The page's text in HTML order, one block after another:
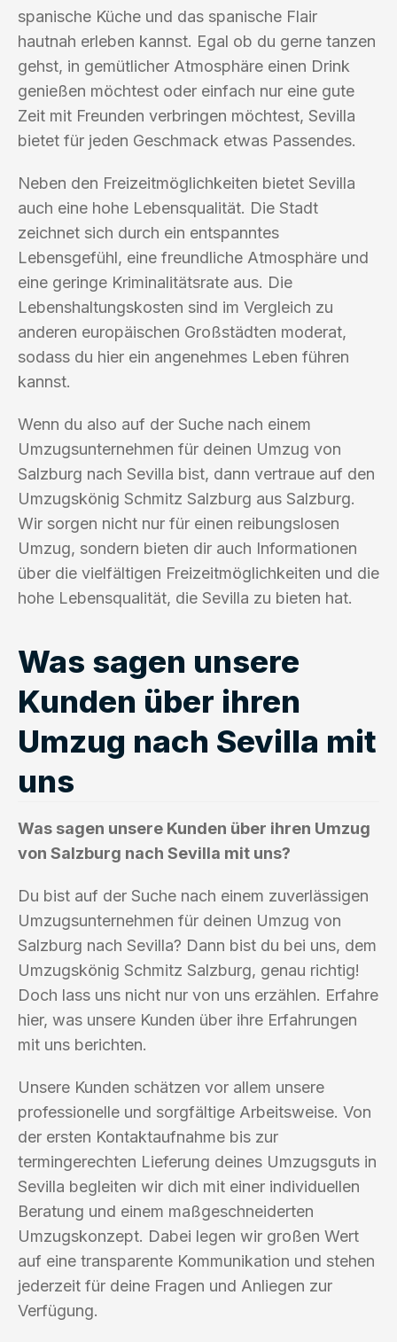
spanische Küche und das spanische Flair
hautnah erleben kannst. Egal ob du gerne tanzen
gehst, in gemütlicher Atmosphäre einen Drink
genießen möchtest oder einfach nur eine gute
Zeit mit Freunden verbringen möchtest, Sevilla
bietet für jeden Geschmack etwas Passendes.
Neben den Freizeitmöglichkeiten bietet Sevilla
auch eine hohe Lebensqualität. Die Stadt
zeichnet sich durch ein entspanntes
Lebensgefühl, eine freundliche Atmosphäre und
eine geringe Kriminalitätsrate aus. Die
Lebenshaltungskosten sind im Vergleich zu
anderen europäischen Großstädten moderat,
sodass du hier ein angenehmes Leben führen
kannst.
Wenn du also auf der Suche nach einem
Umzugsunternehmen für deinen Umzug von
Salzburg nach Sevilla bist, dann vertraue auf den
Umzugskönig Schmitz Salzburg aus Salzburg.
Wir sorgen nicht nur für einen reibungslosen
Umzug, sondern bieten dir auch Informationen
über die vielfältigen Freizeitmöglichkeiten und die
hohe Lebensqualität, die Sevilla zu bieten hat.
Was sagen unsere
Kunden über ihren
Umzug nach Sevilla mit
uns
Was sagen unsere Kunden über ihren Umzug
von Salzburg nach Sevilla mit uns?
Du bist auf der Suche nach einem zuverlässigen
Umzugsunternehmen für deinen Umzug von
Salzburg nach Sevilla? Dann bist du bei uns, dem
Umzugskönig Schmitz Salzburg, genau richtig!
Doch lass uns nicht nur von uns erzählen. Erfahre
hier, was unsere Kunden über ihre Erfahrungen
mit uns berichten.
Unsere Kunden schätzen vor allem unsere
professionelle und sorgfältige Arbeitsweise. Von
der ersten Kontaktaufnahme bis zur
termingerechten Lieferung deines Umzugsguts in
Sevilla begleiten wir dich mit einer individuellen
Beratung und einem maßgeschneiderten
Umzugskonzept. Dabei legen wir großen Wert
auf eine transparente Kommunikation und stehen
jederzeit für deine Fragen und Anliegen zur
Verfügung.